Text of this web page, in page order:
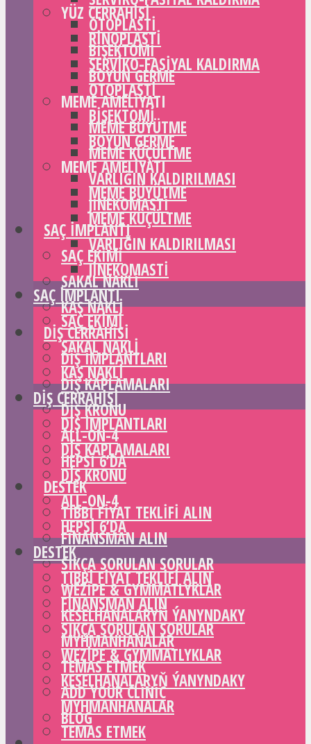
OTOPLASTI
BIŞEKTOMI
BOYUN GERME
MEME AMELIYATI
MEME BÜYÜTME
MEME KÜÇÜLTME
VARLIĞIN KALDIRILMASI
JINEKOMASTI
SAÇ IMPLANTI
SAÇ EKIMI
SAKAL NAKLI
KAŞ NAKLI
DIŞ CERRAHISI
DIŞ IMPLANTLARI
DIŞ KAPLAMALARI
DIŞ KRONU
ALL-ON-4
HEPSI 6’DA
DESTEK
TIBBI FIYAT TEKLIFI ALIN
FINANSMAN ALIN
SIKÇA SORULAN SORULAR
WEZIPE & GYMMATLYKLAR
KESELHANALARYŇ ÝANYNDAKY
MYHMANHANALAR
TEMAS ETMEK
ADD YOUR CLINIC
BLOG
YÜZ CERRAHISI
RINOPLASTI
SERVIKO-FASIYAL KALDIRMA
OTOPLASTI
BIŞEKTOMI
BOYUN GERME
MEME AMELIYATI
MEME BÜYÜTME
MEME KÜÇÜLTME
VARLIĞIN KALDIRILMASI
JINEKOMASTI
SAÇ IMPLANTI
SAÇ EKIMI
SAKAL NAKLI
KAŞ NAKLI
DIŞ CERRAHISI
DIŞ IMPLANTLARI
DIŞ KAPLAMALARI
DIŞ KRONU
ALL-ON-4
HEPSI 6’DA
DESTEK
TIBBI FIYAT TEKLIFI ALIN
FINANSMAN ALIN
SIKÇA SORULAN SORULAR
WEZIPE & GYMMATLYKLAR
KESELHANALARYŇ ÝANYNDAKY
MYHMANHANALAR
TEMAS ETMEK